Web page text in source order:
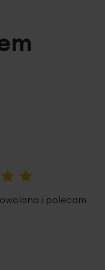
i polecam